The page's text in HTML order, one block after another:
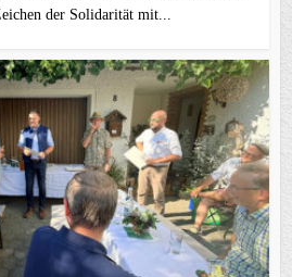
der Solidarität mit...